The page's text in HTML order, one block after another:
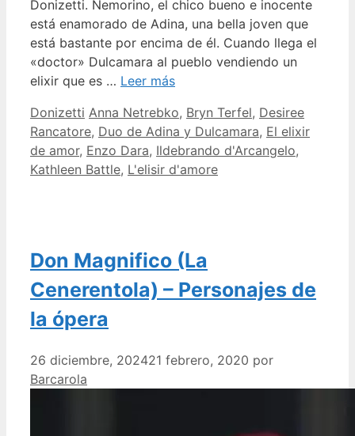
Donizetti. Nemorino, el chico bueno e inocente
está enamorado de Adina, una bella joven que
está bastante por encima de él. Cuando llega el
«doctor» Dulcamara al pueblo vendiendo un
elixir que es … Leer más
Categorías
Donizetti Etiquetas
Anna Netrebko, Bryn Terfel, Desiree
Rancatore, Duo de Adina y Dulcamara, El elixir
de amor, Enzo Dara, Ildebrando d'Arcangelo,
Kathleen Battle, L'elisir d'amore
Don Magnifico (La
Cenerentola) – Personajes de
la ópera
26 diciembre, 202421 febrero, 2020 por
Barcarola